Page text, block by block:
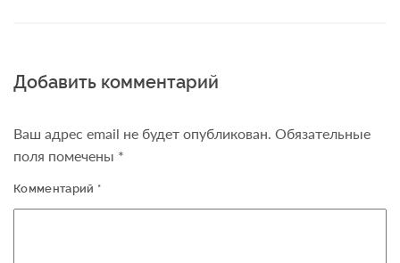
Добавить комментарий
Ваш адрес email не будет опубликован. Обязательные
поля помечены *
Комментарий *